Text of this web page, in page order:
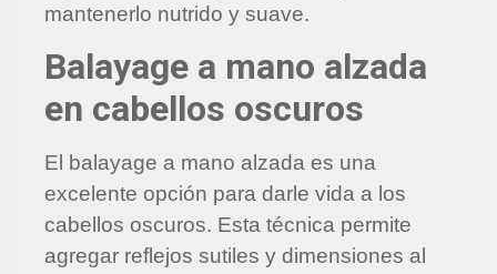
mantenerlo nutrido y suave.
Balayage a mano alzada
en cabellos oscuros
El balayage a mano alzada es una
excelente opción para darle vida a los
cabellos oscuros. Esta técnica permite
agregar reflejos sutiles y dimensiones al